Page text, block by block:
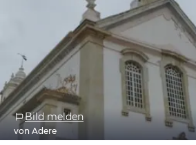
Bild melden
von Adere